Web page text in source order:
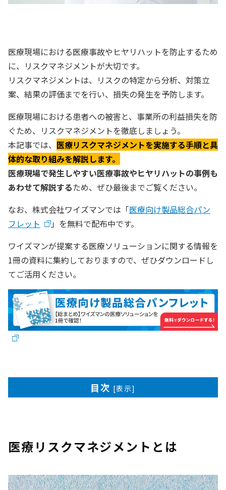
医療現場における医療事故やヒヤリハットを防止するため
に、リスクマネジメントが大切です。
リスクマネジメントは、リスクの特定から分析、対策立
案、結果の評価までを行い、損失の発生を予防します。
医療現場における患者への被害と、事業所の利益損失を防
ぐため、リスクマネジメントを徹底しましょう。
本記事では、 医療リスクマネジメントを実施する手順と具
体的な取り組みを解説します。
医療現場で発生しやすい医療事故やヒヤリハットの事例も
あわせて解説するため、ぜひ最後までご覧ください。
なお、株式会社ワイズマンでは「医療向け製品総合パン
フレット
」を無料で配布中です。
ワイズマンが提案する医療ソリューションに関する情報を
1冊の資料に集約しておりますので、ぜひダウンロードし
てご活用ください。
目次 [表示]
医療リスクマネジメントとは